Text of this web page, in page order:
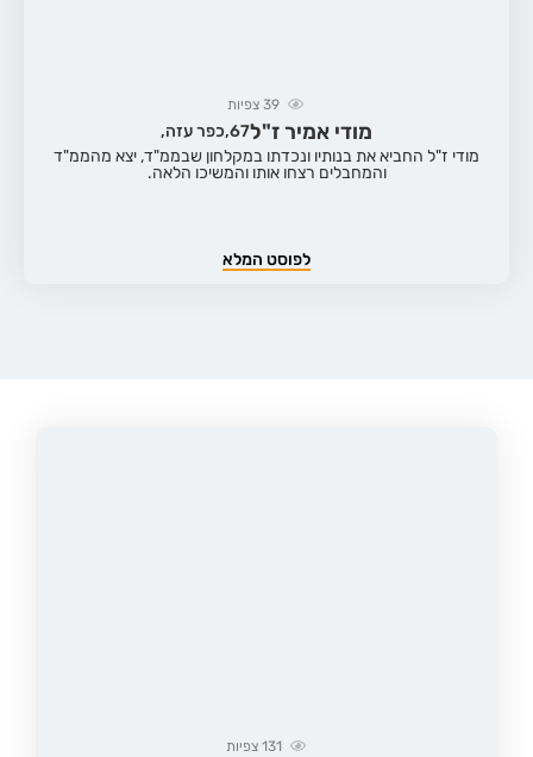
39צפיות
מודי אמיר ז"ל67, כפר עזה,
מודי ז"ל החביא את בנותיו ונכדתו במקלחון שבממ"ד, יצא מהממ"ד
והמחבלים רצחו אותו והמשיכו הלאה.
לפוסט המלא
131 צפיות